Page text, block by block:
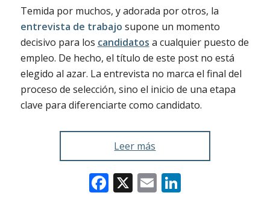
Temida por muchos, y adorada por otros, la
entrevista de trabajo supone un momento
decisivo para los candidatos a cualquier puesto de
empleo. De hecho, el título de este post no está
elegido al azar. La entrevista no marca el final del
proceso de selección, sino el inicio de una etapa
clave para diferenciarte como candidato.
Leer más
Facebook
X EmailLinkedIn